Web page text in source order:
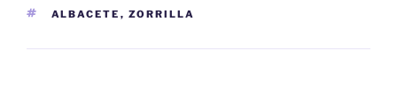
ETIQUETAS
ALBACETE , ZORRILLA